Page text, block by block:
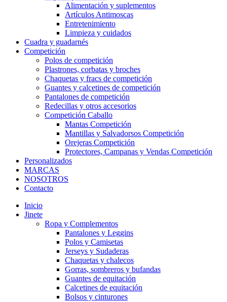
Alimentación y suplementos
Artículos Antimoscas
Entretenimiento
Limpieza y cuidados
Cuadra y guadarnés
Competición
Polos de competición
Plastrones, corbatas y broches
Chaquetas y fracs de competición
Guantes y calcetines de competición
Pantalones de competición
Redecillas y otros accesorios
Competición Caballo
Mantas Competición
Mantillas y Salvadorsos Competición
Orejeras Competición
Protectores, Campanas y Vendas Competición
Personalizados
MARCAS
NOSOTROS
Contacto
Inicio
Jinete
Ropa y Complementos
Pantalones y Leggins
Polos y Camisetas
Jerseys y Sudaderas
Chaquetas y chalecos
Gorras, sombreros y bufandas
Guantes de equitación
Calcetines de equitación
Bolsos y cinturones